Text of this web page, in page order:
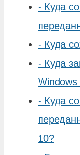
- Куда
- Куда
- Куда
Windows
- Куда
10?